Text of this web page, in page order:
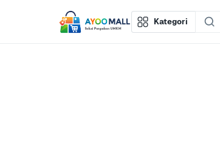
Kategori